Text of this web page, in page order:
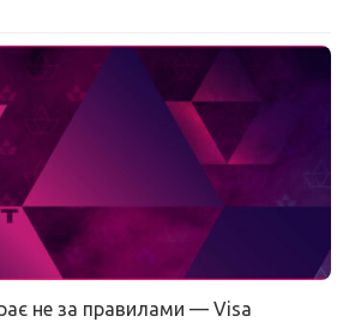
не за правилами — Visa